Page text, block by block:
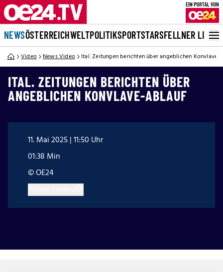
NEWSÖSTERREICHWELTPOLITIKSPORTSTARSFELLNER LIVE
Video News Video Ital. Zeitungen berichten über angeblichen Konvlave-
ITAL. ZEITUNGEN BERICHTEN ÜBER
ANGEBLICHEN KONVLAVE-ABLAUF
11. Mai 2025 | 11:50 Uhr
01:38 Min
© OE24